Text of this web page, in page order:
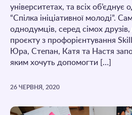
університетах, та всіх об’єднує
“Спілка ініціативної молоді”.
однодумців, серед сімох
проєкту з профорієнтування
Юра, Степан, Катя та Настя
яким хочуть допомогти […]
26 ЧЕРВНЯ, 2020